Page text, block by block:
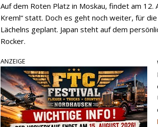
Auf dem Roten Platz in Moskau, findet am 12.
Kreml“ statt. Doch es geht noch weiter, für
Lächelns geplant. Japan steht auf dem
Rocker.
ANZEIGE